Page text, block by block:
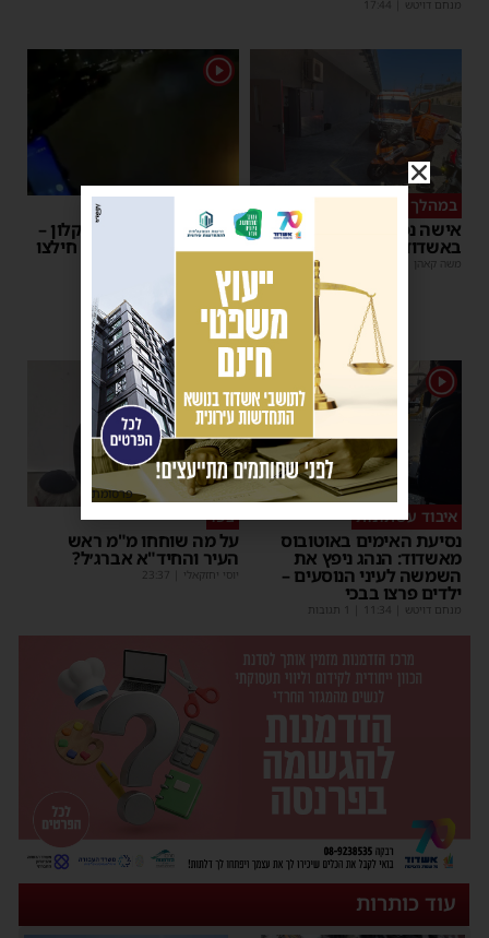
מנחם דויטש 17:44
במהלך העבודה
אישה נפלה מסולם במחסן
באשדוד
משה קאהן
1
תינוק ננעל ברכב באשקלון –
המתנדבים האשדודים חילצו
משה קאהן
1
איבוד עשתונות
נסיעת האימים באוטובוס
מאשדוד: הנהג ניפץ את
השמשה לעיני הנוסעים –
ילדים פרצו בבכי
מנחם דויטש 11:34
1
צפו
על מה שוחחו מ"מ ראש
העיר והחיד"א אברג׳ל?
יוסי יחזקאלי 23:37
עוד כותרות
פרסומת